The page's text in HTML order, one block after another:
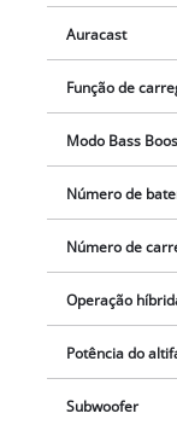
Auracast
Função de
Modo Bass
Número de
Número de
Operação
Potência do
Subwoofer